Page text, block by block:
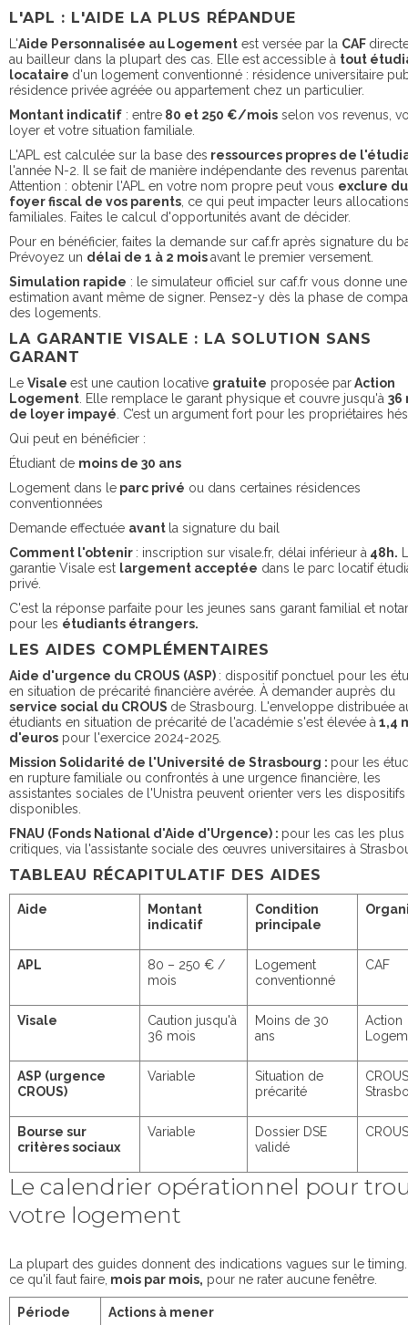
L'APL : L'AIDE LA PLUS RÉPANDUE
L'Aide Personnalisée au Logement est versée par la CAF
au bailleur dans la plupart des cas. Elle est accessible à tout
locataire d'un logement conventionné : résidence universitaire
résidence privée agréée ou appartement chez un particulier.
Montant indicatif : entre 80 et 250 €/mois selon vos revenus,
loyer et votre situation familiale.
L'APL est calculée sur la base des ressources propres de
l'année N-2. Il se fait de manière indépendante des revenus
Attention : obtenir l'APL en votre nom propre peut vous exclure du
foyer fiscal de vos parents , ce qui peut impacter leurs
familiales. Faites le calcul d'opportunités avant de décider.
Pour en bénéficier, faites la demande sur caf.fr après signature du
Prévoyez un délai de 1 à 2 moisavant le premier versement.
Simulation rapide : le simulateur officiel sur caf.fr vous donne une
estimation avant même de signer. Pensez-y dès la phase de
des logements.
LA GARANTIE VISALE : LA SOLUTION SANS
GARANT
Le Visale est une caution locative gratuite proposée parAction
Logement . Elle remplace le garant physique et couvre jusqu'à 36
de loyer impayé . C’est un argument fort pour les propriétaires
Qui peut en bénéficier :
Étudiant de moins de 30 ans
Logement dans le parc privé ou dans certaines résidences
conventionnées
Demande effectuée avant la signature du bail
Comment l'obtenir : inscription sur visale.fr, délai inférieur à 48h.
garantie Visale est largement acceptée dans le parc locatif
privé.
C'est la réponse parfaite pour les jeunes sans garant familial et
pour les étudiants étrangers.
LES AIDES COMPLÉMENTAIRES
Aide d'urgence du CROUS (ASP) : dispositif ponctuel pour les
en situation de précarité financière avérée. À demander auprès du
service social du CROUS de Strasbourg. L'enveloppe distribuée
étudiants en situation de précarité de l'académie s'est élevée à 1,4
d'euros pour l'exercice 2024-2025.
Mission Solidarité de l'Université de Strasbourg : pour les
en rupture familiale ou confrontés à une urgence financière, les
assistantes sociales de l'Unistra peuvent orienter vers les
disponibles.
FNAU (Fonds National d'Aide d'Urgence) : pour les cas les plus
critiques, via l'assistante sociale des œuvres universitaires à
TABLEAU RÉCAPITULATIF DES AIDES
Aide
Montant
indicatif
Condition
principale
APL
80 – 250 € /
mois
Logement
conventionné
CAF
Visale
Caution jusqu'à
36 mois
Moins de 30
ans
Action
ASP (urgence
CROUS)
Variable
Situation de
précarité
CROUS
Bourse sur
critères sociaux
Variable
Dossier DSE
validé
CROUS
Le calendrier opérationnel pour
votre logement
La plupart des guides donnent des indications vagues sur le
ce qu'il faut faire, mois par mois, pour ne rater aucune fenêtre.
Période Actions à mener